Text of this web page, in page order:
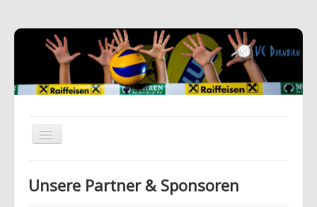
Unsere Partner & Sponsoren